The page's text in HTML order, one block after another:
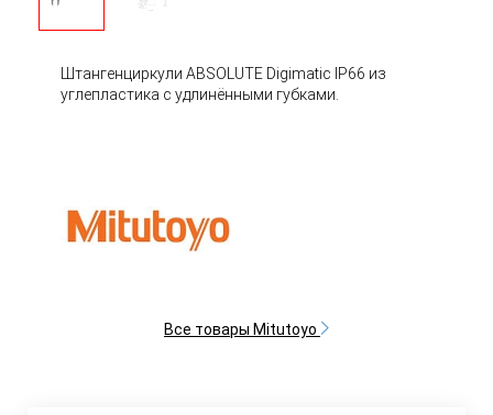
Штангенциркули ABSOLUTE Digimatic IP66 из
углепластика с удлинёнными губками.
Все товары Mitutoyo